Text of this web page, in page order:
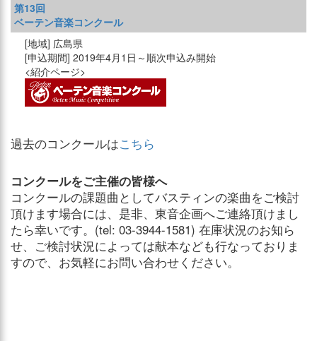
第13回
ベーテン音楽コンクール
広島県
2019年4月1日～順次申込み開始
過去のコンクールはこちら
コンクールをご主催の皆様へ
コンクールの課題曲としてバスティンの楽曲をご検討
頂けます場合には、是非、東音企画へご連絡頂けまし
たら幸いです。(tel: 03-3944-1581) 在庫状況のお知ら
せ、ご検討状況によっては献本なども行なっておりま
すので、お気軽にお問い合わせください。